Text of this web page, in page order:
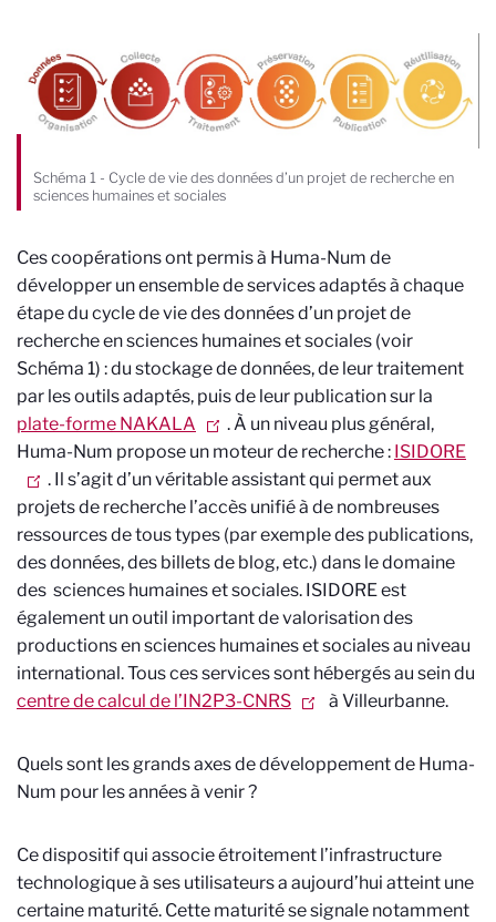
Schéma 1 - Cycle de vie des données d’un projet de recherche en
sciences humaines et sociales
Ces coopérations ont permis à Huma-Num de
développer un ensemble de services adaptés à chaque
étape du cycle de vie des données d’un projet de
recherche en sciences humaines et sociales (voir
Schéma 1) : du stockage de données, de leur traitement
par les outils adaptés, puis de leur publication sur la
plate-forme NAKALA
. À un niveau plus général,
Huma-Num propose un moteur de recherche : ISIDORE
. Il s’agit d’un véritable assistant qui permet aux
projets de recherche l’accès unifié à de nombreuses
ressources de tous types (par exemple des publications,
des données, des billets de blog, etc.) dans le domaine
des sciences humaines et sociales. ISIDORE est
également un outil important de valorisation des
productions en sciences humaines et sociales au niveau
international. Tous ces services sont hébergés au sein du
centre de calcul de l’IN2P3-CNRS
à Villeurbanne.
Quels sont les grands axes de développement de Huma-
Num pour les années à venir ?
Ce dispositif qui associe étroitement l’infrastructure
technologique à ses utilisateurs a aujourd’hui atteint une
certaine maturité. Cette maturité se signale notamment